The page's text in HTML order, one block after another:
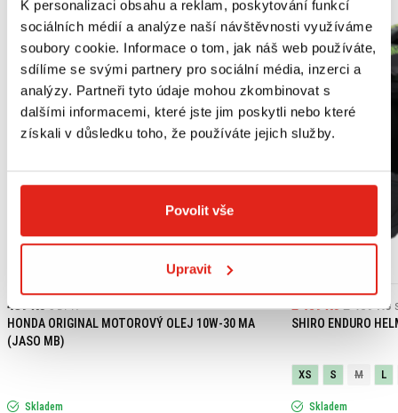
K personalizaci obsahu a reklam, poskytování funkcí
sociálních médií a analýze naší návštěvnosti využíváme
soubory cookie. Informace o tom, jak náš web používáte,
sdílíme se svými partnery pro sociální média, inzerci a
analýzy. Partneři tyto údaje mohou zkombinovat s
dalšími informacemi, které jste jim poskytli nebo které
získali v důsledku toho, že používáte jejich služby.
Povolit vše
Upravit
439 Kč s DPH
HONDA ORIGINAL MOTOROVÝ OLEJ 10W-30 MA
(JASO MB)
Skladem
2 409 Kč
2 409 Kč
SHIRO ENDURO
XS S M L
Skladem